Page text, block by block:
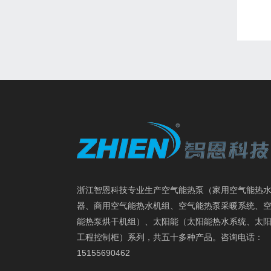
浙江智恩科技专业生产空气能热泵（家用空气能热水
器、商用空气能热水机组、空气能热泵采暖系统、
能热泵烘干机组）、太阳能（太阳能热水系统、太
工程控制柜）系列，共五十多种产品。咨询电话：
15155690462